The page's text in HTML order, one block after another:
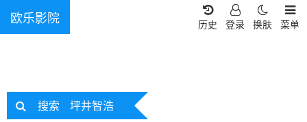
欧乐影院 菜单
换肤
登录
历史
搜索 坪井智浩